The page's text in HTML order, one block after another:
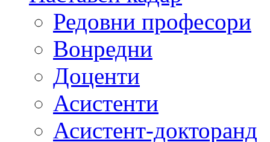
Редовни професори
Вонредни
Доценти
Асистенти
Асистент-докторанд